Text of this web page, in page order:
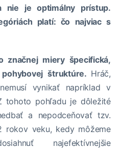
nie je optimálny prístup.
platí: čo najviac s
značnej miery špecifická,
štruktúre. Hráč,
vynikať napríklad v
tohoto pohľadu je dôležité
a nepodceňovať tzv.
rokov veku, kedy môžeme
najefektívnejšie